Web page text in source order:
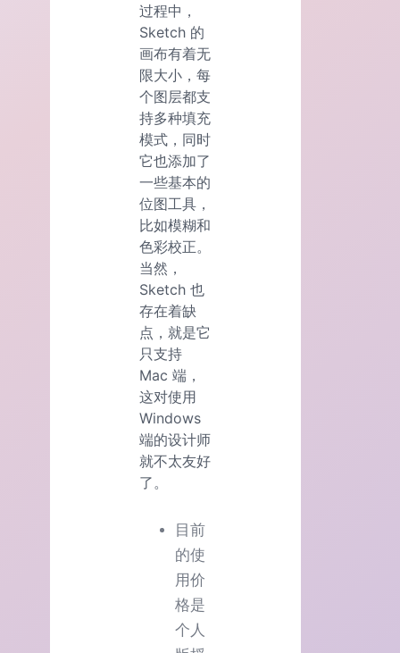
过程中，
Sketch 的
画布有着无
限大小，每
个图层都支
持多种填充
模式，同时
它也添加了
一些基本的
位图工具，
比如模糊和
色彩校正。
当然，
Sketch 也
存在着缺
点，就是它
只支持
Mac 端，
这对使用
Windows
端的设计师
就不太友好
了。
目前
的使
用价
格是
个人